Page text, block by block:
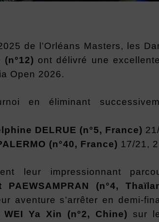
de l’Orléans Masters, les
(n°12) ont délivré une
Open 2026.
en éliminant
DELRUE (n°5, France)
(n°40, France) 17/21,
leur impressionnant
PAEWSAMPRAN (n°4,
aventure s’arrêter en demi-
Ya Xin (n°2, Chine) sur